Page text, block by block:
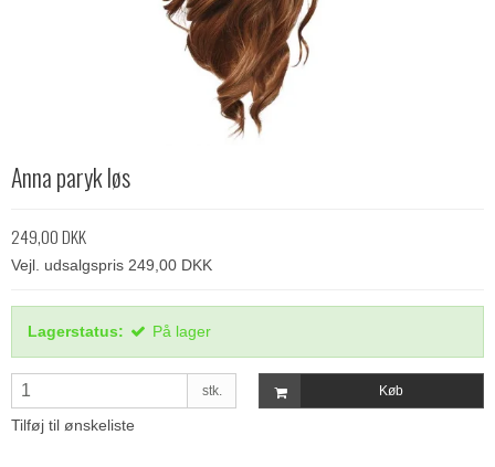
Anna paryk løs
249,00 DKK
Vejl. udsalgspris 249,00 DKK
Lagerstatus: På lager
stk. Køb
Tilføj til ønskeliste